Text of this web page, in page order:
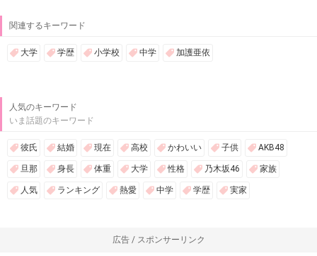
関連するキーワード
大学 学歴 小学校 中学 加護亜依
人気のキーワード
いま話題のキーワード
彼氏 結婚 現在 高校 かわいい 子供 AKB48
旦那 身長 体重 大学 性格 乃木坂46 家族
人気 ランキング 熱愛 中学 学歴 実家
広告 / スポンサーリンク